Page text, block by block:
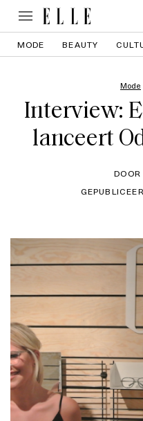
MODE BEAUTY
Mode
Interview:
lanceert
DOOR